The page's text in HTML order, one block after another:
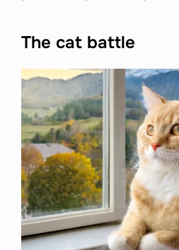
The cat battle